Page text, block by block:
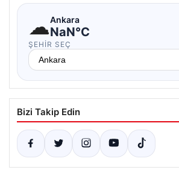
☁Ankara
NaN°C
ŞEHIR SEÇ
Bizi Takip Edin